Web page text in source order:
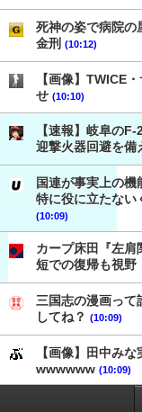
死神の姿で病院の
金刑 (10:12)
【画像】TWICE
せ (10:10)
【速報】岐阜の
迎撃火器回避を
国連が事実上の機
特に役に立たな
(10:09)
カープ床田『左肩
短での復帰も視野
三国志の漫画って
してね？ (10:09)
【画像】田中み
wwwwww (10:09)